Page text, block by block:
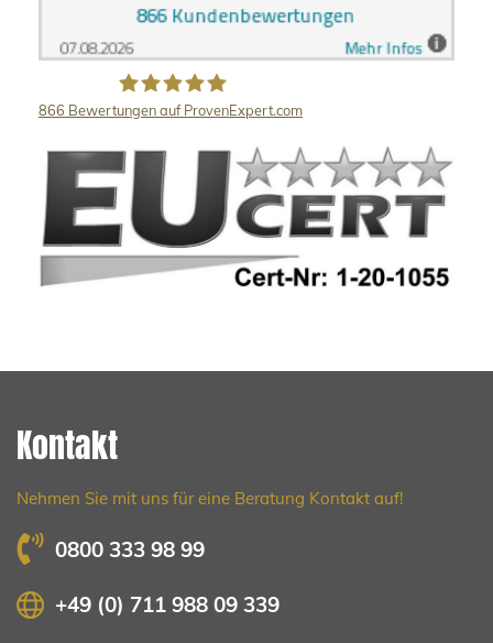
LB Detektive GmbH
866 Bewertungen auf ProvenExpert.com
Kontakt
Nehmen Sie mit uns für eine Beratung Kontakt auf!
0800 333 98 99
+49 (0) 711 988 09 339